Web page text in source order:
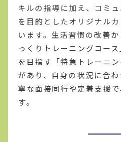
キルの指導に加え、コミ
を目的としたオリジナル
います。生活習慣の改善
っくりトレーニングコー
を目指す「特急トレーニ
があり、自身の状況に合
寧な面接同行や定着支援
す。